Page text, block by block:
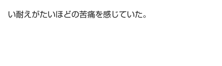
い耐えがたいほどの苦痛を感じていた。